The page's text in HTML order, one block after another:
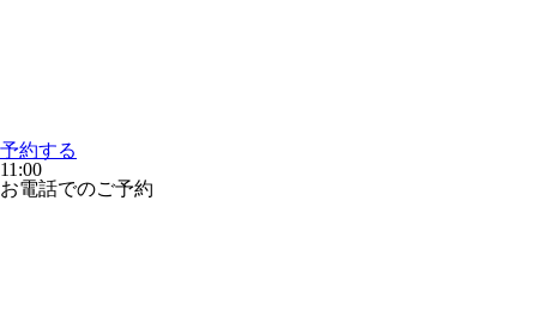
予約する
11:00
お電話でのご予約